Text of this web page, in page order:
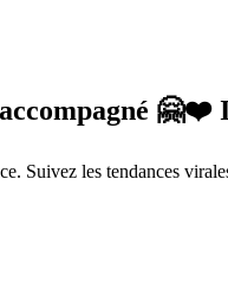
🤗❤️
Suivez les tendances